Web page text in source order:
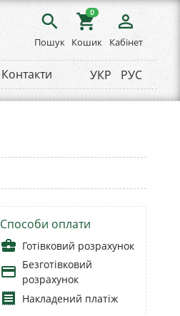
search
Пошук
shopping_cart
0
Кошик
person_outline
Кабінет
Контакти УКР РУС
Способи оплати
business_center Готівковий розрахунок
payment Безготівковий
розрахунок
receipt Накладений платіж